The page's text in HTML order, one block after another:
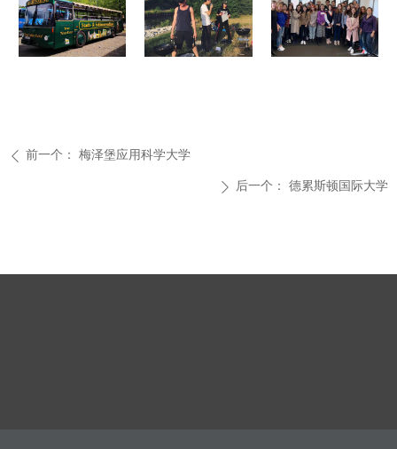
ꄴ 前一个： 梅泽堡应用科学大学
ꄲ 后一个： 德累斯顿国际大学